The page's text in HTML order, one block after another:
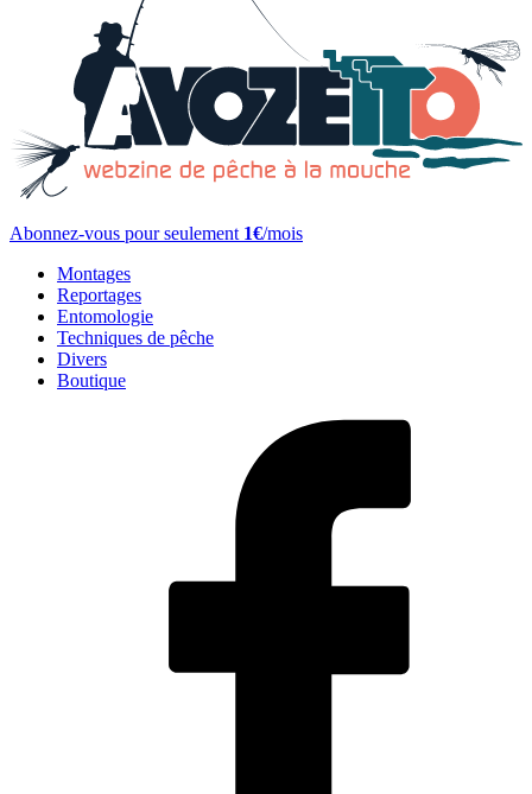
Abonnez-vous pour seulement 1€/mois
Montages
Reportages
Entomologie
Techniques de pêche
Divers
Boutique